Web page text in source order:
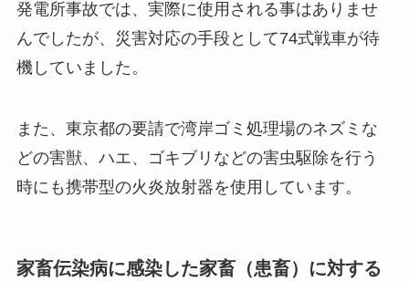
発電所事故では、実際に使用される事はありませ
んでしたが、災害対応の手段として74式戦車が待
機していました。
また、東京都の要請で湾岸ゴミ処理場のネズミな
どの害獣、ハエ、ゴキブリなどの害虫駆除を行う
時にも携帯型の火炎放射器を使用しています。
家畜伝染病に感染した家畜（患畜）に対する